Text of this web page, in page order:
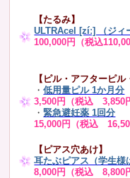
【たるみ】
ULTRAcel [zíː] （ジィ
100,000円（税込
【ピル・アフターピル
・低用量ピル 1か月分
3,500円（税込 3,850
・緊急避妊薬 1回分
15,000円（税込
【ピアス穴あけ】
耳たぶピアス（学生様
8,000円（税込 8,800